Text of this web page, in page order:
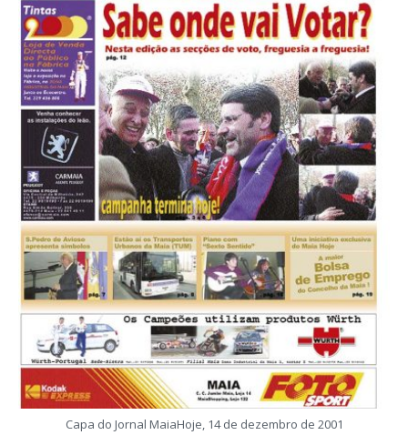
Capa do Jornal MaiaHoje, 14 de dezembro de 2001